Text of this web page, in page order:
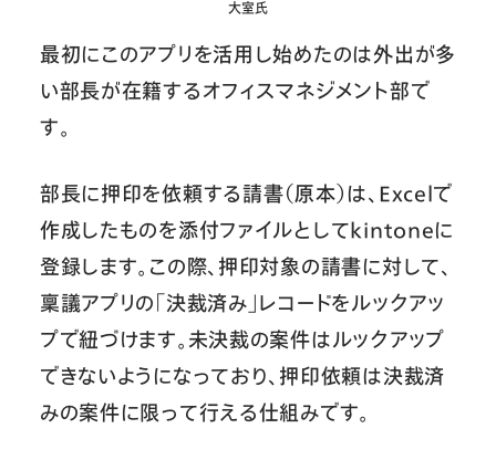
大室氏
最初にこのアプリを活用し始めたのは外出が多
い部長が在籍するオフィスマネジメント部で
す。
部長に押印を依頼する請書（原本）は、Excelで
作成したものを添付ファイルとしてkintoneに
登録します。この際、押印対象の請書に対して、
稟議アプリの「決裁済み」レコードをルックアッ
プで紐づけます。未決裁の案件はルックアップ
できないようになっており、押印依頼は決裁済
みの案件に限って行える仕組みです。